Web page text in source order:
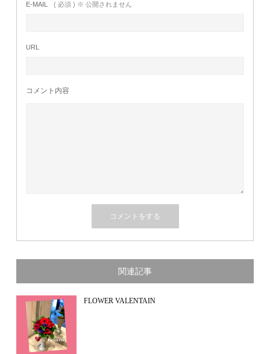
E-MAIL ( 必須 ) ※ 公開されません
URL
コメント内容
関連記事
FLOWER VALENTAIN